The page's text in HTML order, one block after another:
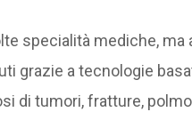
specialità mediche,
grazie a tecnologie
di tumori, fratture,